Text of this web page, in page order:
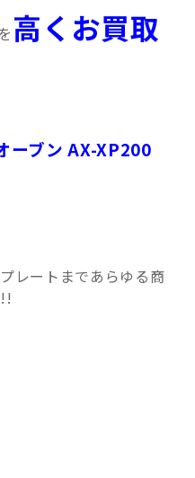
を 高くお買取
ーブン AX-XP200
レートまであらゆる商